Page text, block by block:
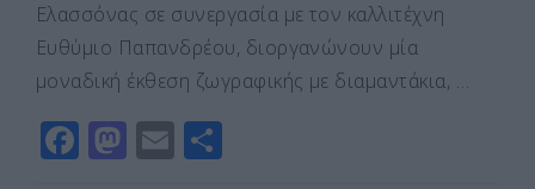
Ελασσόνας σε συνεργασία με τον καλλιτέχνη
Ευθύμιο Παπανδρέου, διοργανώνουν μία
μοναδική έκθεση ζωγραφικής με διαμαντάκια, …
F M E